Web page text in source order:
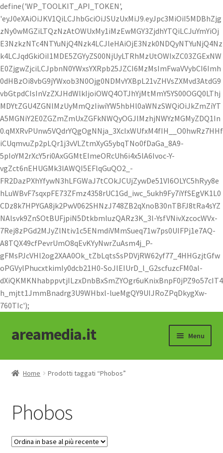
define('WP_TOOLKIT_API_TOKEN',
'eyJ0eXAiOiJKV1QiLCJhbGciOiJSUzUxMiJ9.eyJpc3MiOiI5MDBhZjg
zNy0wMGZiLTQzNzAtOWUxMy1iMzEwMGY3ZjdhYTQiLCJuYmYiOj
E3NzkzNTc4NTYuNjQ4Nzk4LCJleHAiOjE3Nzk0NDQyNTYuNjQ4Nz
k4LCJqdGkiOiI1MDE5ZGYyZS00NjUyLTRhMzUtOWIxZC03ZGExNW
E0ZjgwZjciLCJpbnN0YWxsYXRpb25JZCI6MzMsImFwaVVybCI6Imh
0dHBzOi8vbG9jYWxob3N0Ojg0NDMvYXBpL21vZHVsZXMvd3AtdG9
vbGtpdCIsInVzZXJHdWlkIjoiOWQ4OTJhYjMtMmY5YS00OGQ0LThj
MDYtZGU4ZGNlMzUyMmQzIiwiYW5hbHl0aWNzSWQiOiJkZmZiYT
A5MGNiY2E0ZGZmZmUxZGFkNWQyOGJlMzhjNWYzMGMyZDQ1In
0.qMXRvPUnw5VQdrYQgOgNNja_3XcIxWUfxM4fIH__O0hwRz7HHf
iCUqmvuZp2pLQr1j3vVLZtmXyG5ybqTNo0fDaGa_8A9-
5pIoYM2rXcY5ri0AxGGMtEImeORcUh6i4x5lA6Ivoc-Y-
vgZct6nEHUGMk3lAWQI5EFlqGuQO2_-
FR2DazPXhYfywN3hLFGWaJ7tCOkJCUjZywDe51VI6OLYC5hRyy8e
hLuWBvF7sqxpFE73ZFmz4358rUC1Gd_iwc_5ukh9Fy7iYfSEgVK1L0
CDz8k7HPYGA8jk2PwV062SHNzJ748ZB2qXnoB30nTBFJ8tRa4sYZ
NAlsvk9ZnSOtBUFjpiN5DtkbmluzQARz3K_3l-YsfVNivXzcocWVx-
7Rej8zPGd2MJyZlNtiv1c5ENmdiVMmSueq71w7ps0UIFPj1e7AQ-
A8TQX49cfPevrUmO8qEvKYyNwrZuAsm4j_P-
gFMsPJcVHl2og2XAA0Ok_tZbLqtsSsPDVjRW62yf77_4HHGzjtGfw
oPGVylPhucxtkimIy0dcb21H0-SoJlEIUrD_l_G2scfuzcFM0al-
dXiQKMKNhabppvtjILzxDnbBxSmZYOgr6uKnixBnpF0jPZ9o57cIT4
h_mjtt1JmmBnadrg3U9WHbxl-lueMgQY9UIJRoZPqDkygXw-
760TIc');
Vai
alla
Vai
al
areamedia.it Menu
Shop
moto e cicli
oggettistica
Home Prodotti taggati “Phobos”
Phobos